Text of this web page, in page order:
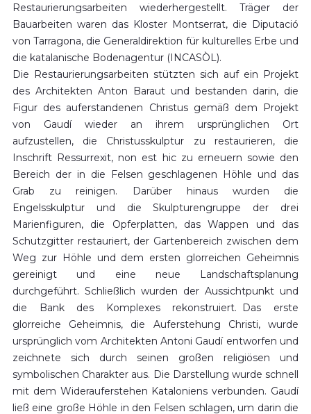
Restaurierungsarbeiten wiederhergestellt. Träger der
Bauarbeiten waren das Kloster Montserrat, die Diputació
von Tarragona, die Generaldirektion für kulturelles Erbe und
die katalanische Bodenagentur (INCASÒL).
Die Restaurierungsarbeiten stützten sich auf ein Projekt
des Architekten Anton Baraut und bestanden darin, die
Figur des auferstandenen Christus gemäß dem Projekt
von Gaudí wieder an ihrem ursprünglichen Ort
aufzustellen, die Christusskulptur zu restaurieren, die
Inschrift Ressurrexit, non est hic zu erneuern sowie den
Bereich der in die Felsen geschlagenen Höhle und das
Grab zu reinigen. Darüber hinaus wurden die
Engelsskulptur und die Skulpturengruppe der drei
Marienfiguren, die Opferplatten, das Wappen und das
Schutzgitter restauriert, der Gartenbereich zwischen dem
Weg zur Höhle und dem ersten glorreichen Geheimnis
gereinigt und eine neue Landschaftsplanung
durchgeführt. Schließlich wurden der Aussichtpunkt und
die Bank des Komplexes rekonstruiert. Das erste
glorreiche Geheimnis, die Auferstehung Christi, wurde
ursprünglich vom Architekten Antoni Gaudí entworfen und
zeichnete sich durch seinen großen religiösen und
symbolischen Charakter aus. Die Darstellung wurde schnell
mit dem Widerauferstehen Kataloniens verbunden. Gaudí
ließ eine große Höhle in den Felsen schlagen, um darin die